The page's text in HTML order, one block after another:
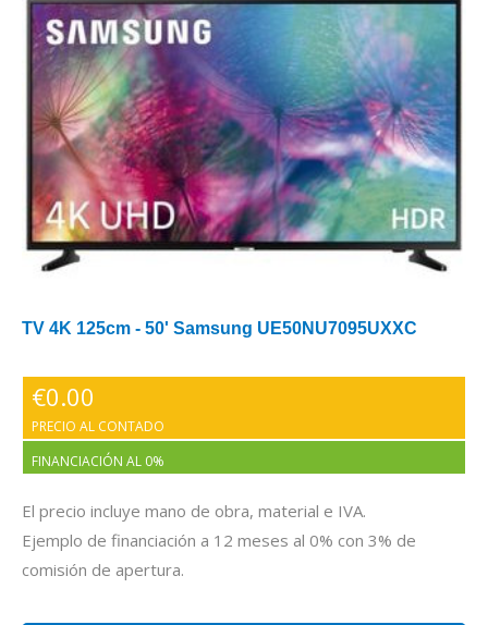
TV 4K 125cm - 50' Samsung UE50NU7095UXXC
€0.00
PRECIO AL CONTADO
FINANCIACIÓN AL 0%
El precio incluye mano de obra, material e IVA.
Ejemplo de financiación a 12 meses al 0% con 3% de
comisión de apertura.